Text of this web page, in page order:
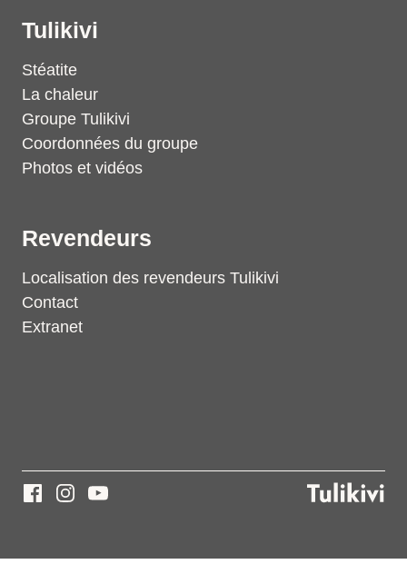
Tulikivi
Stéatite
La chaleur
Groupe Tulikivi
Coordonnées du groupe
Photos et vidéos
Revendeurs
Localisation des revendeurs Tulikivi
Contact
Extranet